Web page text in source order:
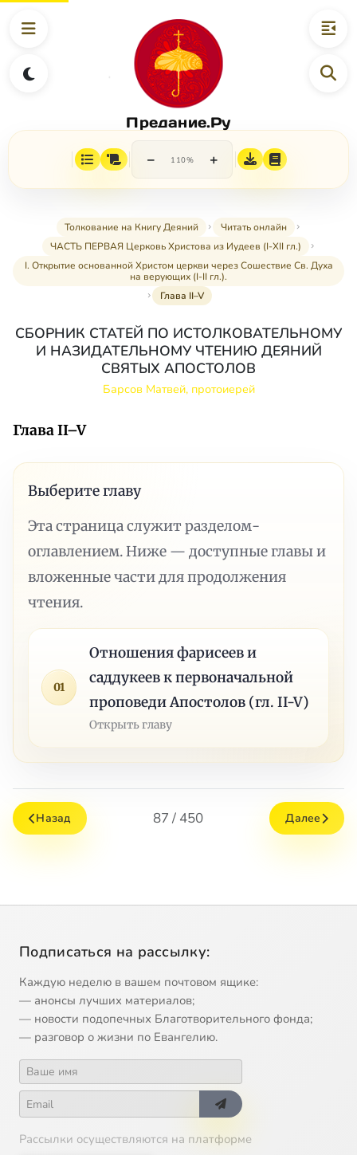
Предание.Ру
− 110% +
Толкование на Книгу Деяний
Читать онлайн
ЧАСТЬ ПЕРВАЯ Церковь Христова из Иудеев (I-XII гл.)
I. Открытие основанной Христом церкви через Сошествие Св. Духа
на верующих (I-II гл.).
Глава II–V
СБОРНИК СТАТЕЙ ПО ИСТОЛКОВАТЕЛЬНОМУ
И НАЗИДАТЕЛЬНОМУ ЧТЕНИЮ ДЕЯНИЙ
СВЯТЫХ АПОСТОЛОВ
Барсов Матвей, протоиерей
Глава II–V
Выберите главу
Эта страница служит разделом-
оглавлением. Ниже — доступные главы и
вложенные части для продолжения
чтения.
01
Отношения фарисеев и
саддукеев к первоначальной
проповеди Апостолов (гл. II-V)
Открыть главу
Назад 87 / 450 Далее
Подписаться на рассылку:
Каждую неделю в вашем почтовом ящике:
— анонсы лучших материалов;
— новости подопечных Благотворительного фонда;
— разговор о жизни по Евангелию.
Рассылки осуществляются на платформе